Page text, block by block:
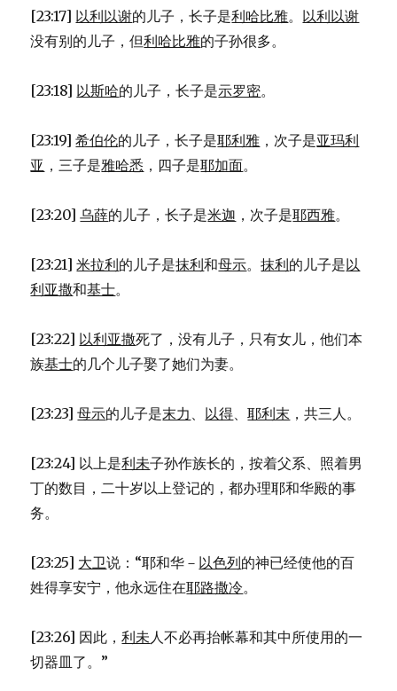
[23:17] 以利以谢的儿子，长子是利哈比雅。 以利以谢
没有别的儿子，但利哈比雅的子孙很多。
[23:18] 以斯哈的儿子，长子是示罗密。
[23:19]希伯伦的儿子，长子是耶利雅 ，次子是亚玛利
亚 ，三子是雅哈悉 ，四子是耶加面。
[23:20]乌薛的儿子，长子是米迦 ，次子是耶西雅。
[23:21]米拉利的儿子是抹利和母示。抹利的儿子是以
利亚撒和基士。
[23:22] 以利亚撒死了，没有儿子，只有女儿，他们本
族基士的几个儿子娶了她们为妻。
[23:23]母示的儿子是末力 、 以得、耶利末 ，共三人。
[23:24] 以上是利未子孙作族长的，按着父系、照着男
丁的数目，二十岁以上登记的，都办理耶和华殿的事
务。
[23:25] 大卫说：“耶和华－ 以色列的神已经使他的百
姓得享安宁，他永远住在耶路撒冷。
[23:26] 因此，利未人不必再抬帐幕和其中所使用的一
切器皿了。”